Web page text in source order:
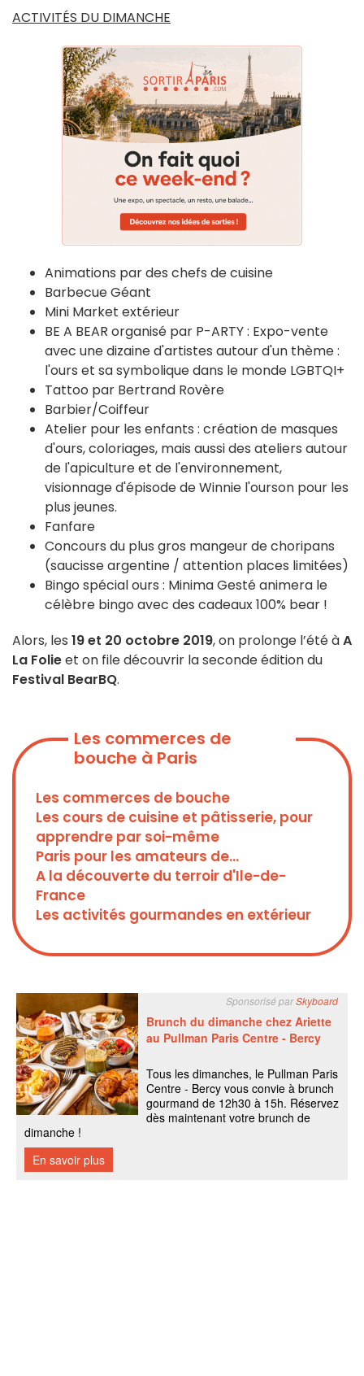
ACTIVITÉS DU DIMANCHE
Animations par des chefs de cuisine
Barbecue Géant
Mini Market extérieur
BE A BEAR organisé par P-ARTY : Expo-vente
avec une dizaine d'artistes autour d'un thème :
l'ours et sa symbolique dans le monde LGBTQI+
Tattoo par Bertrand Rovère
Barbier/Coiffeur
Atelier pour les enfants : création de masques
d'ours, coloriages, mais aussi des ateliers autour
de l'apiculture et de l'environnement,
visionnage d'épisode de Winnie l'ourson pour les
plus jeunes.
Fanfare
Concours du plus gros mangeur de choripans
(saucisse argentine / attention places limitées)
Bingo spécial ours : Minima Gesté animera le
célèbre bingo avec des cadeaux 100% bear !
Alors, les 19 et 20 octobre 2019, on prolonge l’été àA
La Folieet on file découvrir la seconde édition du
Festival BearBQ.
Les commerces de
bouche à Paris
Les commerces de bouche
Les cours de cuisine et pâtisserie, pour
apprendre par soi-même
Paris pour les amateurs de...
A la découverte du terroir d'Ile-de-
France
Les activités gourmandes en extérieur